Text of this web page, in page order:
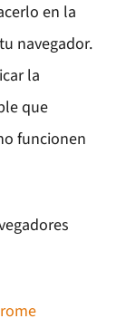
en la
navegador.
la
que
funcionen